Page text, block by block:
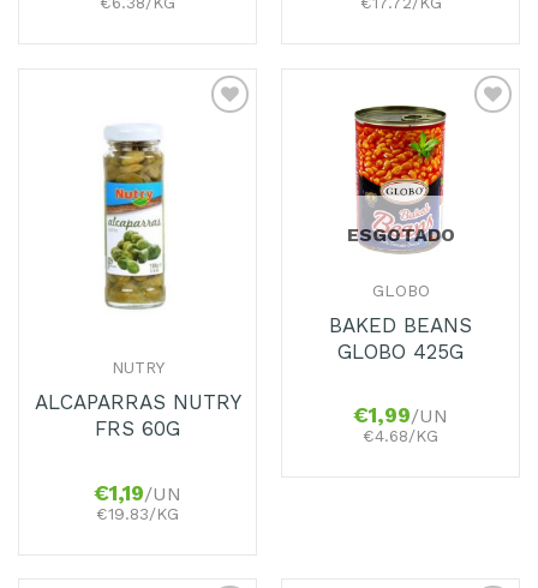
NUTRY
ALCAPARRAS NUTRY
FRS 60G
€1,19/UN
€19.83/KG
Adicionar
Favoritos
ESGOTADO
GLOBO
BAKED BEANS
GLOBO 425G
€1,99/UN
€4.68/KG